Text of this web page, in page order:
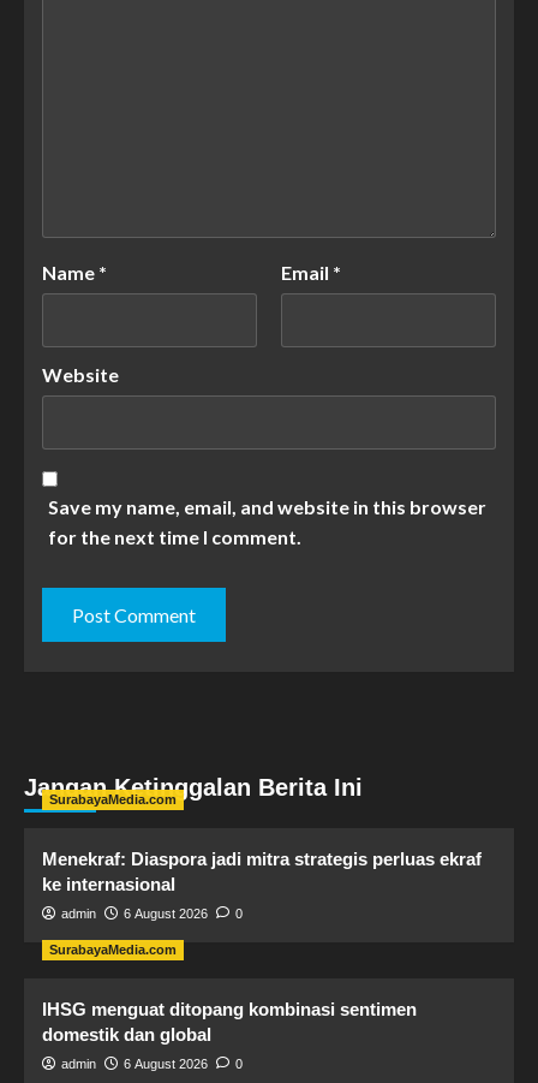
Name * Email *
Website
Save my name, email, and website in this browser
for the next time I comment.
Jangan Ketinggalan Berita Ini
SurabayaMedia.com
Menekraf: Diaspora jadi mitra strategis perluas ekraf
ke internasional
admin 6 August 2026 0
SurabayaMedia.com
IHSG menguat ditopang kombinasi sentimen
domestik dan global
admin 6 August 2026 0